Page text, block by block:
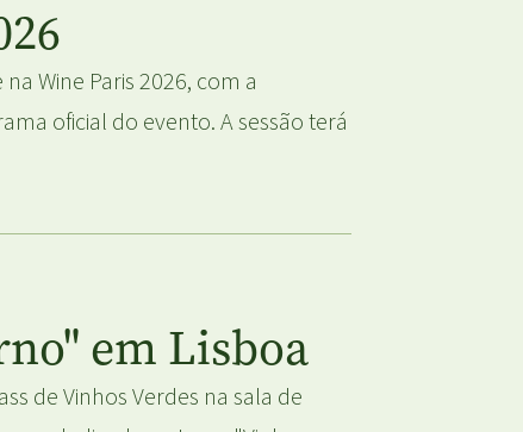
Wine Paris 2026, com a
oficial do evento. A sessão terá
em Lisboa
de Vinhos Verdes na sala de